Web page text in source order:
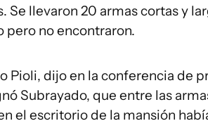
Se llevaron 20 armas cortas y
pero no encontraron.
Pioli, dijo en la conferencia de
Subrayado, que entre las
el escritorio de la mansión